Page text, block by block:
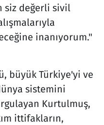
siz değerli sivil
inanıyorum."
büyük Türkiye'yi ve
sistemini
Kurtulmuş,
ittifakların,